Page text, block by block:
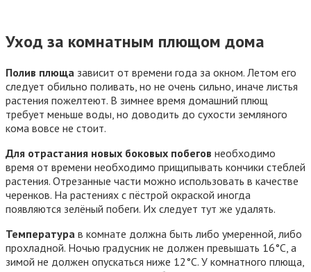
Уход за комнатным плющом дома
Полив плюща зависит от времени года за окном. Летом его
следует обильно поливать, но не очень сильно, иначе листья
растения пожелтеют. В зимнее время домашний плющ
требует меньше воды, но доводить до сухости земляного
кома вовсе не стоит.
Для отрастания новых боковых побегов необходимо
время от времени необходимо прищипывать кончики стеблей
растения. Отрезанные части можно использовать в качестве
черенков. На растениях с пёстрой окраской иногда
появляются зелёный побеги. Их следует тут же удалять.
Температура в комнате должна быть либо умеренной, либо
прохладной. Ночью градусник не должен превышать 16°С, а
зимой не должен опускаться ниже 12°С. У комнатного плюща,